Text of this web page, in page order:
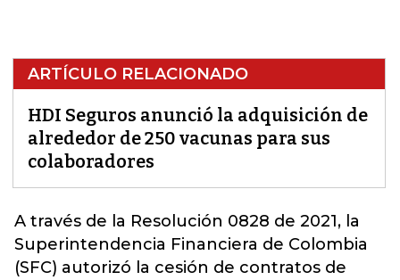
ARTÍCULO RELACIONADO
HDI Seguros anunció la adquisición de
alrededor de 250 vacunas para sus
colaboradores
A través de la Resolución 0828 de 2021, la
Superintendencia Financiera de Colombia
(SFC) autorizó la cesión de contratos de